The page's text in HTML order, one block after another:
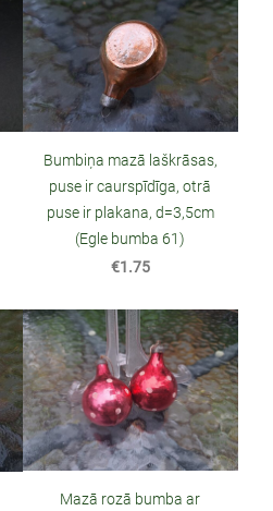
Bumbiņa mazā laškrāsas,
puse ir caurspīdīga, otrā
puse ir plakana, d=3,5cm
(Egle bumba 61)
€1.75
Mazā rozā bumba ar